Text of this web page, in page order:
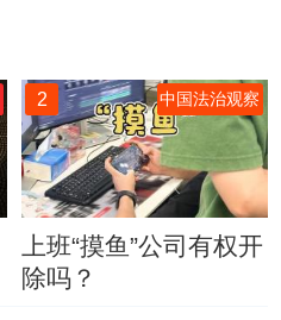
2 中国法治观察
上班“摸鱼”公司有权开
除吗？